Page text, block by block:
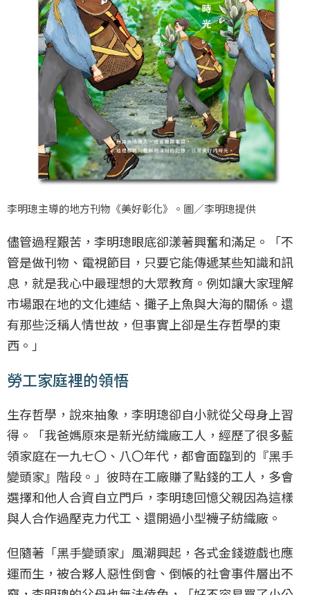
李明璁主導的地方刊物《美好彰化》。圖／李明璁提供
儘管過程艱苦，李明璁眼底卻漾著興奮和滿足。「不
管是做刊物、電視節目，只要它能傳遞某些知識和訊
息，就是我心中最理想的大眾教育。例如讓大家理解
市場跟在地的文化連結、攤子上魚與大海的關係。還
有那些泛稱人情世故，但事實上卻是生存哲學的東
西。」
勞工家庭裡的領悟
生存哲學，說來抽象，李明璁卻自小就從父母身上習
得。「我爸媽原來是新光紡織廠工人，經歷了很多藍
領家庭在一九七〇、八〇年代，都會面臨到的『黑手
變頭家』階段。」彼時在工廠賺了點錢的工人，多會
選擇和他人合資自立門戶，李明璁回憶父親因為這樣
與人合作過壓克力代工、還開過小型襪子紡織廠。
但隨著「黑手變頭家」風潮興起，各式金錢遊戲也應
運而生，被合夥人惡性倒會、倒帳的社會事件層出不